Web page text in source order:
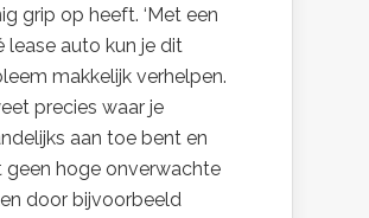
grip op heeft. ‘Met een
lease auto kun je dit
makkelijk verhelpen.
precies waar je
aan toe bent en
geen hoge onverwachte
door bijvoorbeeld